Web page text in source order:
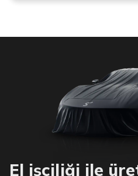
El işçiliği ile